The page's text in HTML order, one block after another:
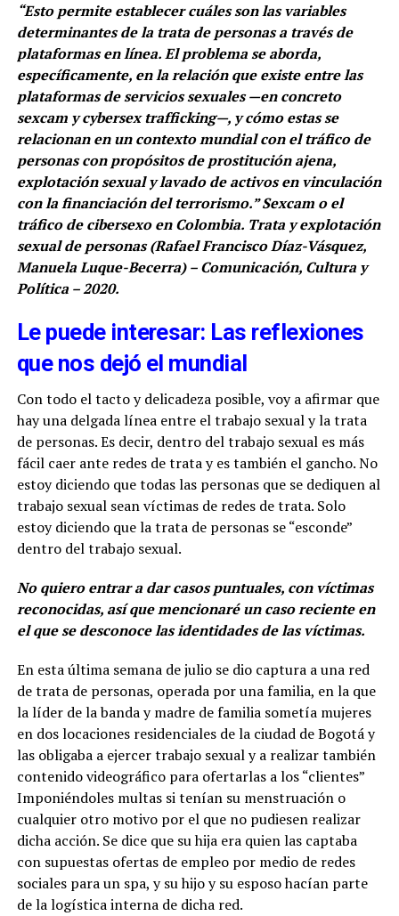
“Esto permite establecer cuáles son las variables
determinantes de la trata de personas a través de
plataformas en línea. El problema se aborda,
específicamente, en la relación que existe entre las
plataformas de servicios sexuales —en concreto
sexcam y cybersex trafficking—, y cómo estas se
relacionan en un contexto mundial con el tráfico de
personas con propósitos de prostitución ajena,
explotación sexual y lavado de activos en vinculación
con la financiación del terrorismo.” Sexcam o el
tráfico de cibersexo en Colombia. Trata y explotación
sexual de personas (Rafael Francisco Díaz-Vásquez,
Manuela Luque-Becerra) – Comunicación, Cultura y
Política – 2020.
Le puede interesar: Las reflexiones
que nos dejó el mundial
Con todo el tacto y delicadeza posible, voy a afirmar que
hay una delgada línea entre el trabajo sexual y la trata
de personas. Es decir, dentro del trabajo sexual es más
fácil caer ante redes de trata y es también el gancho. No
estoy diciendo que todas las personas que se dediquen al
trabajo sexual sean víctimas de redes de trata. Solo
estoy diciendo que la trata de personas se “esconde”
dentro del trabajo sexual.
No quiero entrar a dar casos puntuales, con víctimas
reconocidas, así que mencionaré un caso reciente en
el que se desconoce las identidades de las víctimas.
En esta última semana de julio se dio captura a una red
de trata de personas, operada por una familia, en la que
la líder de la banda y madre de familia sometía mujeres
en dos locaciones residenciales de la ciudad de Bogotá y
las obligaba a ejercer trabajo sexual y a realizar también
contenido videográfico para ofertarlas a los “clientes”
Imponiéndoles multas si tenían su menstruación o
cualquier otro motivo por el que no pudiesen realizar
dicha acción. Se dice que su hija era quien las captaba
con supuestas ofertas de empleo por medio de redes
sociales para un spa, y su hijo y su esposo hacían parte
de la logística interna de dicha red.